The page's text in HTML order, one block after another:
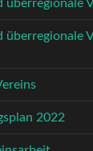
überregionale
überregionale
2022